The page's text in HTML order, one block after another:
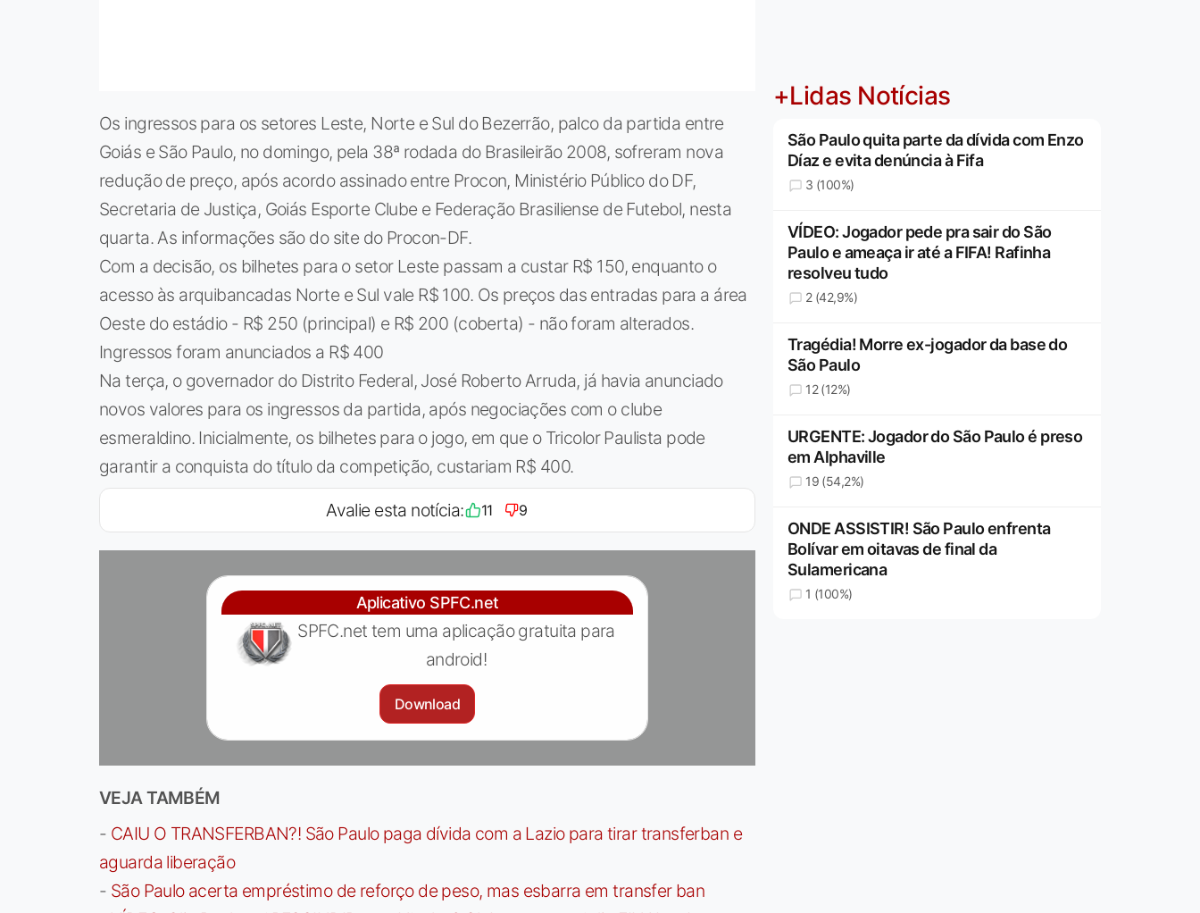
Os ingressos para os setores Leste, Norte e Sul do Bezerrão, palco da partida entre
Goiás e São Paulo, no domingo, pela 38ª rodada do Brasileirão 2008, sofreram nova
redução de preço, após acordo assinado entre Procon, Ministério Público do DF,
Secretaria de Justiça, Goiás Esporte Clube e Federação Brasiliense de Futebol, nesta
quarta. As informações são do site do Procon-DF.
Com a decisão, os bilhetes para o setor Leste passam a custar R$ 150, enquanto o
acesso às arquibancadas Norte e Sul vale R$ 100. Os preços das entradas para a área
Oeste do estádio - R$ 250 (principal) e R$ 200 (coberta) - não foram alterados.
Ingressos foram anunciados a R$ 400
Na terça, o governador do Distrito Federal, José Roberto Arruda, já havia anunciado
novos valores para os ingressos da partida, após negociações com o clube
esmeraldino. Inicialmente, os bilhetes para o jogo, em que o Tricolor Paulista pode
garantir a conquista do título da competição, custariam R$ 400.
Avalie esta notícia: 11 9
Aplicativo SPFC.net
SPFC.net tem uma aplicação gratuita para
android!
Download
VEJA TAMBÉM
- CAIU O TRANSFERBAN?! São Paulo paga dívida com a Lazio para tirar transferban e
aguarda liberação
- São Paulo acerta empréstimo de reforço de peso, mas esbarra em transfer ban
+Lidas Notícias
São Paulo quita parte da dívida com Enzo
Díaz e evita denúncia à Fifa
3 (100%)
VÍDEO: Jogador pede pra sair do São
Paulo e ameaça ir até a FIFA! Rafinha
resolveu tudo
2 (42,9%)
Tragédia! Morre ex-jogador da base do
São Paulo
12 (12%)
URGENTE: Jogador do São Paulo é preso
em Alphaville
19 (54,2%)
ONDE ASSISTIR! São Paulo enfrenta
Bolívar em oitavas de final da
Sulamericana
1 (100%)